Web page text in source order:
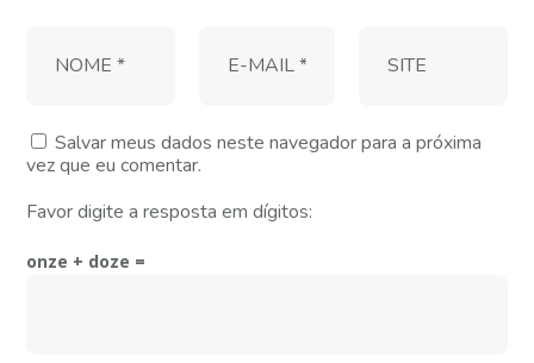
Salvar meus dados neste navegador para a próxima
vez que eu comentar.
Favor digite a resposta em dígitos:
onze + doze =